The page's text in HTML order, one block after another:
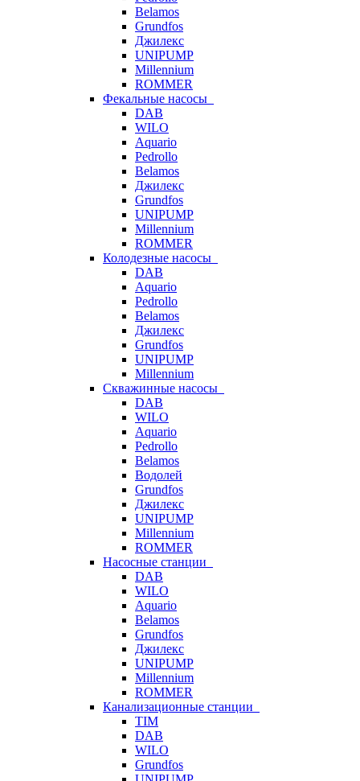
Belamos
Grundfos
Джилекс
UNIPUMP
Millennium
ROMMER
Фекальные насосы
DAB
WILO
Aquario
Pedrollo
Belamos
Джилекс
Grundfos
UNIPUMP
Millennium
ROMMER
Колодезные насосы
DAB
Aquario
Pedrollo
Belamos
Джилекс
Grundfos
UNIPUMP
Millennium
Скважинные насосы
DAB
WILO
Aquario
Pedrollo
Belamos
Водолей
Grundfos
Джилекс
UNIPUMP
Millennium
ROMMER
Насосные станции
DAB
WILO
Aquario
Belamos
Grundfos
Джилекс
UNIPUMP
Millennium
ROMMER
Канализационные станции
TIM
DAB
WILO
Grundfos